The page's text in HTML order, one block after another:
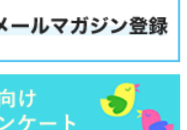
セージ：日本文化の継承 ~お茶~
ジ：自宅に隠れている危険なもの
セージ：暮らしに宿る「美」